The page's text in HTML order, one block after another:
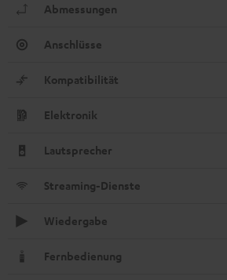
Abmessungen
Anschlüsse
Kompatibilität
Elektronik
Lautsprecher
Streaming-Dienste
Wiedergabe
Fernbedienung